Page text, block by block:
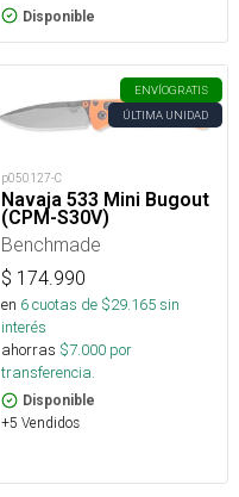
Disponible
ENVÍOGRATIS
ÚLTIMA UNIDAD
p050127-C
Navaja 533 Mini Bugout
(CPM-S30V)
Benchmade
$ 174.990
en 6cuotas de $29.165sin
interés
ahorras $7.000 por
transferencia.
Disponible
+5 Vendidos